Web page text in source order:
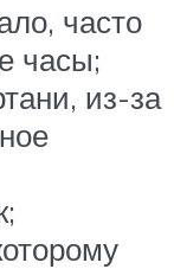
часто
часы;
из-за